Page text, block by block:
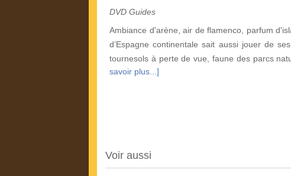
DVD Guides
Ambiance d'arène, air de flamenco, parfum
d’Espagne continentale sait aussi jouer de
tournesols à perte de vue, faune des parcs
savoir plus...]
Voir aussi